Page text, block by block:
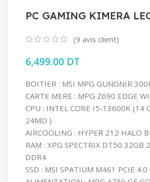
PC GAMING KIMERA
(9 avis client)
6,499.00 DT
BOITIER : MSI MPG GUNGNIR
CARTE MERE : MPG Z690 EDGE
CPU : INTEL CORE I5-13600K (14
24MO )
AIRCOOLING : HYPER 212 HALO
RAM : XPG SPECTRIX DT50 32GB
DDR4
SSD : MSI SPATIUM M461 PCIE